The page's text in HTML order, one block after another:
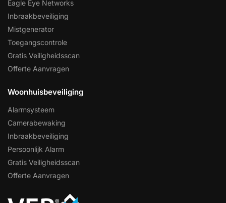
Eagle Eye Networks
Inbraakbeveiliging
Mistgenerator
Toegangscontrole
Gratis Veiligheidsscan
Offerte Aanvragen
Woonhuisbeveiliging
Alarmsysteem
Camerabewaking
Inbraakbeveiliging
Persoonlijk Alarm
Gratis Veiligheidsscan
Offerte Aanvragen